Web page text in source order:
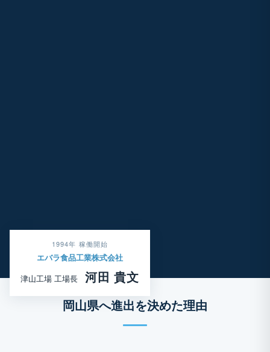
1994年 稼働開始
エバラ食品工業株式会社
津山工場 工場長
河田 貴文
岡山県へ進出を決めた理由